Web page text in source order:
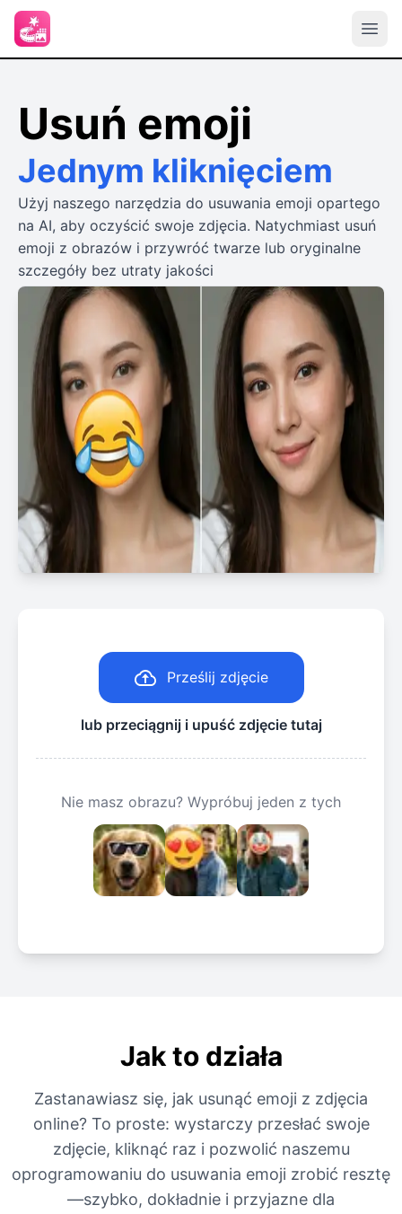
Usuń emoji
Jednym kliknięciem
Użyj naszego narzędzia do usuwania emoji opartego
na AI, aby oczyścić swoje zdjęcia. Natychmiast usuń
emoji z obrazów i przywróć twarze lub oryginalne
szczegóły bez utraty jakości
Prześlij zdjęcie
lub przeciągnij i upuść zdjęcie tutaj
Nie masz obrazu? Wypróbuj jeden z tych
Jak to działa
Zastanawiasz się, jak usunąć emoji z zdjęcia
online? To proste: wystarczy przesłać swoje
zdjęcie, kliknąć raz i pozwolić naszemu
oprogramowaniu do usuwania emoji zrobić resztę
—szybko, dokładnie i przyjazne dla